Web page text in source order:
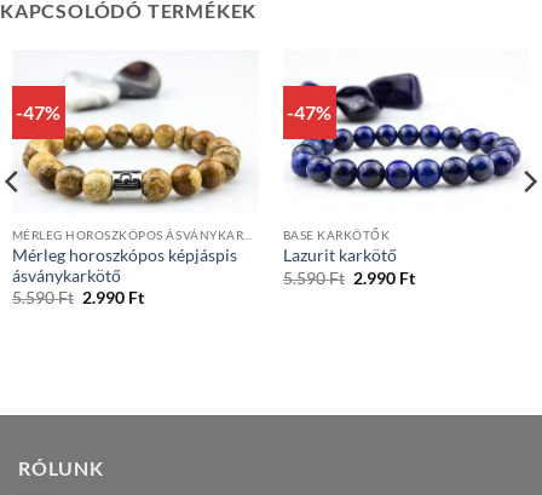
KAPCSOLÓDÓ TERMÉKEK
-47%
Mérleg horoszkópos képjáspis
ásványkarkötő
5.590Ft Original
2.990 FtCurrent
-47%
BASE KARKÖTŐK
Lazurit karkötő
5.590Ft Original
2.990 FtCurrent
RÓLUNK